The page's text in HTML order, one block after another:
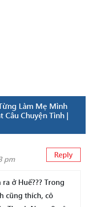
Làm Mẹ Mình
Chuyện Tình |
pm
Reply
ở Huế??? Trong
cũng thích, cô